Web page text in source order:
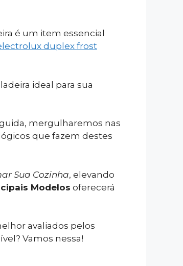
é um item essencial
duplex frost
ideal para sua
mergulharemos nas
que fazem destes
Sua Cozinha, elevando
Modelos oferecerá
avaliados pelos
Vamos nessa!